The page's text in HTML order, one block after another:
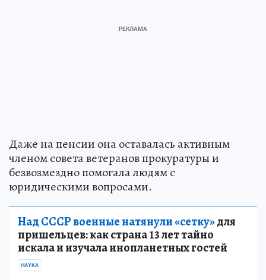
Даже на пенсии она оставалась активным
членом совета ветеранов прокуратуры и
безвозмездно помогала людям с
юридическими вопросами.
Над СССР военные натянули «сетку»для
пришельцев: как страна 13 лет тайно
искала и изучала инопланетных гостей
НАУКА